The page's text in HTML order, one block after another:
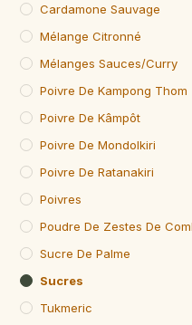
Cardamone Sauvage
Mélange Citronné
Mélanges Sauces/curry
Poivre De Kampong Thom
Poivre De Kâmpôt
Poivre De Mondolkiri
Poivre De Ratanakiri
Poivres
Poudre De Zestes De
Sucre De Palme
Sucres
Tukmeric